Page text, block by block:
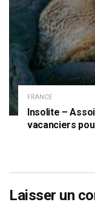
FRANCE
Insolite –
vacanciers
Laisser un